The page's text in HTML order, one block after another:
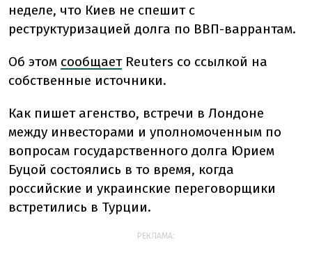
неделе, что Киев не спешит с
реструктуризацией долга по ВВП-варрантам.
Об этом сообщает Reuters со ссылкой на
собственные источники.
Как пишет агенство, встречи в Лондоне
между инвесторами и уполномоченным по
вопросам государственного долга Юрием
Буцой состоялись в то время, когда
российские и украинские переговорщики
встретились в Турции.
РЕКЛАМА: